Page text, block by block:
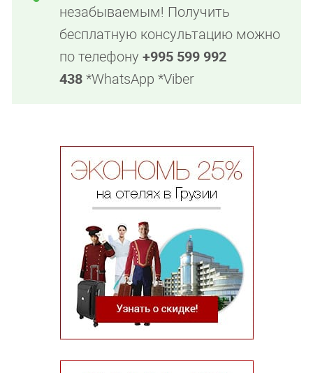
незабываемым! Получить
бесплатную консультацию можно
по телефону +995 599 992
438*WhatsApp *Viber